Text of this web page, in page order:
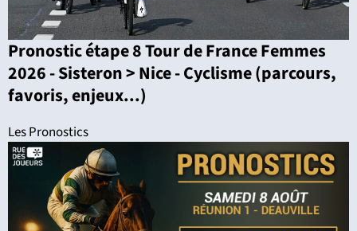
Pronostic étape 8 Tour de France Femmes
2026 - Sisteron > Nice - Cyclisme (parcours,
favoris, enjeux...)
Les Pronostics